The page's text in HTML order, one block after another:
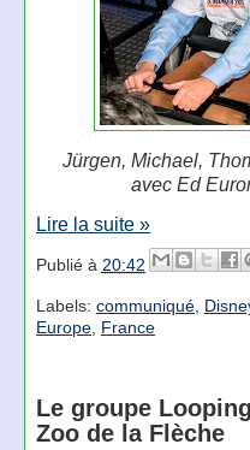
Jürgen, Michael,
avec Ed
Lire la suite »
Publié à 20:42
Labels: communiqué,
Europe, France
Le groupe
Zoo de la Flèche